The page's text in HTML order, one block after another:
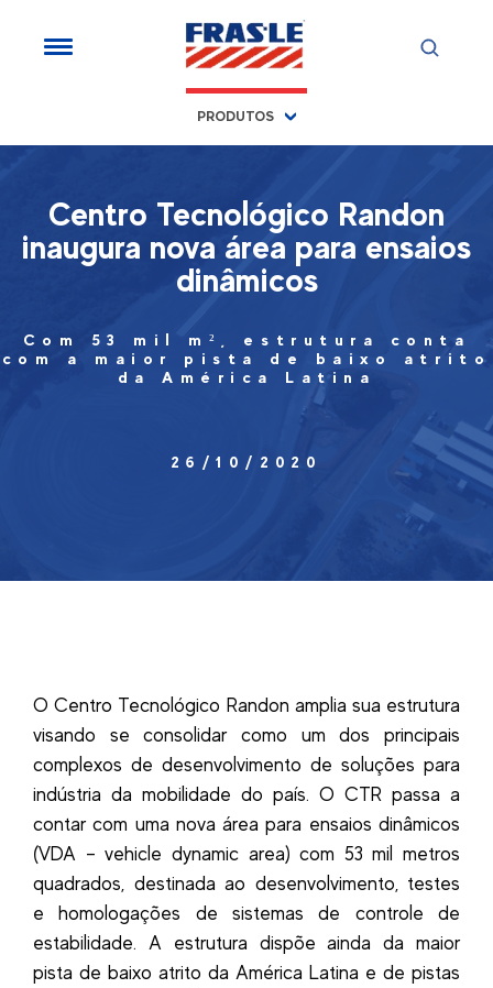
PRODUTOS
Centro Tecnológico Randon
inaugura nova área para ensaios
dinâmicos
Com 53 mil m², estrutura conta
com a maior pista de baixo atrito
da América Latina
26/10/2020
O Centro Tecnológico Randon amplia sua estrutura
visando se consolidar como um dos principais
complexos de desenvolvimento de soluções para
indústria da mobilidade do país. O CTR passa a
contar com uma nova área para ensaios dinâmicos
(VDA – vehicle dynamic area) com 53 mil metros
quadrados, destinada ao desenvolvimento, testes
e homologações de sistemas de controle de
estabilidade. A estrutura dispõe ainda da maior
pista de baixo atrito da América Latina e de pistas